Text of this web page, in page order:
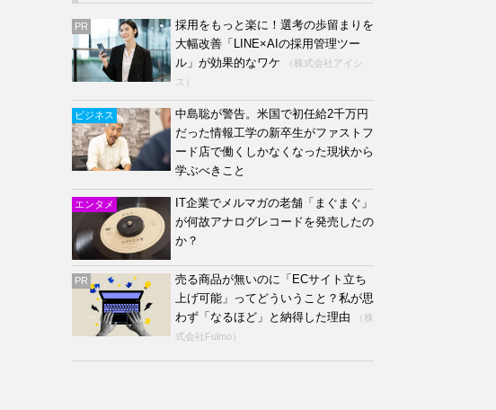
PR
採用をもっと楽に！選考の歩留まりを
大幅改善「LINE×AIの採用管理ツー
ル」が効果的なワケ
（株式会社アイシ
ス）
ビジネス
中島聡が警告。米国で初任給2千万円
だった情報工学の新卒生がファストフ
ード店で働くしかなくなった現状から
学ぶべきこと
エンタメ
IT企業でメルマガの老舗「まぐまぐ」
が何故アナログレコードを発売したの
か？
PR
売る商品が無いのに「ECサイト立ち
上げ可能」ってどういうこと？私が思
わず「なるほど」と納得した理由
（株
式会社Fulmo）